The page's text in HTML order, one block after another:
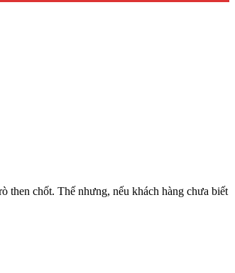
then chốt. Thế nhưng, nếu khách hàng chưa biết